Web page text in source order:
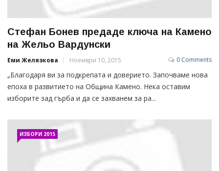
Стефан Бонев предаде ключа на Камено
на Жельо Вардунски
Еми Желязкова Ноември 10, 2015 0 Comments
„Благодаря ви за подкрепата и доверието. Започваме нова
епоха в развитието на Община Камено. Нека оставим
изборите зад гърба и да се захванем за ра...
ИЗБОРИ 2015